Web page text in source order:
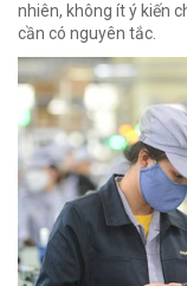
nhiên, không ít ý kiến
cần có nguyên tắc.